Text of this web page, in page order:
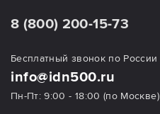
8 (800) 200-15-73
Бесплатный звонок по России
info@idn500.ru
Пн-Пт: 9:00 - 18:00 (по Москве)